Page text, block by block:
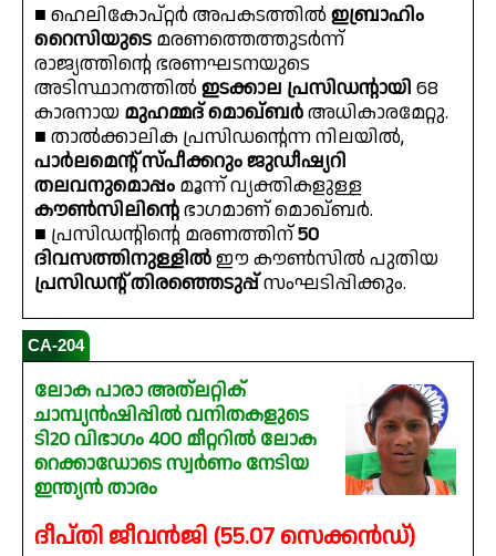
■ ഹെലികോപ്റ്റർ അപകടത്തിൽ ഇബ്രാഹിം
റൈസിയുടെ മരണത്തെത്തുടർന്ന്
രാജ്യത്തിൻ്റെ ഭരണഘടനയുടെ
അടിസ്ഥാനത്തിൽ ഇടക്കാല പ്രസിഡൻ്റായി 68
കാരനായ മുഹമ്മദ് മൊഖ്ബർഅധികാരമേറ്റു.
■ താൽക്കാലിക പ്രസിഡൻ്റെന്ന നിലയിൽ,
പാർലമെൻ്റ് സ്പീക്കറും ജുഡീഷ്യറി
തലവനുമൊപ്പം മൂന്ന് വ്യക്തികളുള്ള
കൗൺസിലിൻ്റെഭാഗമാണ് മൊഖ്ബർ.
■ പ്രസിഡൻ്റിൻ്റെ മരണത്തിന്50
ദിവസത്തിനുള്ളിൽഈ കൗൺസിൽ പുതിയ
പ്രസിഡൻ്റ് തിരഞ്ഞെടുപ്പ്സംഘടിപ്പിക്കും.
CA-204
ലോക പാരാ അത്‌ലറ്റിക്
ചാമ്പ്യൻഷിപ്പിൽ വനിതകളുടെ
ടി20 വിഭാഗം 400 മീറ്ററിൽ ലോക
റെക്കാഡോടെ സ്വർണം നേടിയ
ഇന്ത്യൻ താരം
ദീപ്തി ജീവൻജി (55.07 സെക്കൻഡ്)